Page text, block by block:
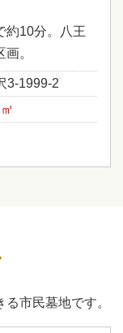
約10分。八王
。
3-1999-2
市民墓地です。